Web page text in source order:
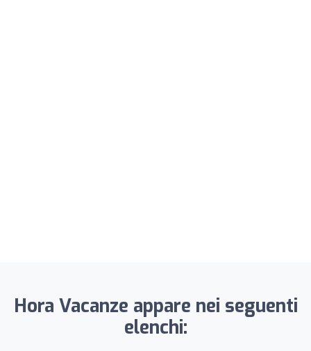
Hora Vacanze appare nei seguenti
elenchi: